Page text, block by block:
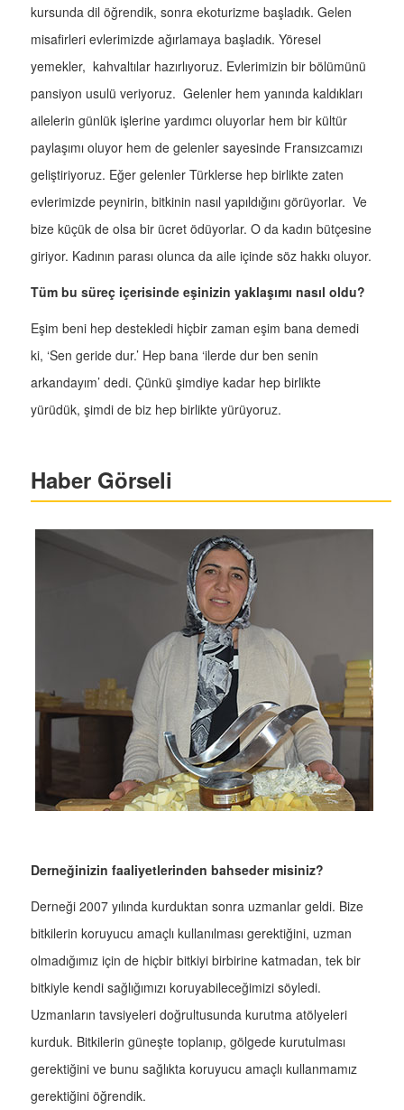
kursunda dil öğrendik, sonra ekoturizme başladık. Gelen
misafirleri evlerimizde ağırlamaya başladık. Yöresel
yemekler, kahvaltılar hazırlıyoruz. Evlerimizin bir bölümünü
pansiyon usulü veriyoruz. Gelenler hem yanında kaldıkları
ailelerin günlük işlerine yardımcı oluyorlar hem bir kültür
paylaşımı oluyor hem de gelenler sayesinde Fransızcamızı
geliştiriyoruz. Eğer gelenler Türklerse hep birlikte zaten
evlerimizde peynirin, bitkinin nasıl yapıldığını görüyorlar. Ve
bize küçük de olsa bir ücret ödüyorlar. O da kadın bütçesine
giriyor. Kadının parası olunca da aile içinde söz hakkı oluyor.
Tüm bu süreç içerisinde eşinizin yaklaşımı nasıl oldu?
Eşim beni hep destekledi hiçbir zaman eşim bana demedi
ki, ‘Sen geride dur.’ Hep bana ‘ilerde dur ben senin
arkandayım’ dedi. Çünkü şimdiye kadar hep birlikte
yürüdük, şimdi de biz hep birlikte yürüyoruz.
Haber Görseli
Derneğinizin faaliyetlerinden bahseder misiniz?
Derneği 2007 yılında kurduktan sonra uzmanlar geldi. Bize
bitkilerin koruyucu amaçlı kullanılması gerektiğini, uzman
olmadığımız için de hiçbir bitkiyi birbirine katmadan, tek bir
bitkiyle kendi sağlığımızı koruyabileceğimizi söyledi.
Uzmanların tavsiyeleri doğrultusunda kurutma atölyeleri
kurduk. Bitkilerin güneşte toplanıp, gölgede kurutulması
gerektiğini ve bunu sağlıkta koruyucu amaçlı kullanmamız
gerektiğini öğrendik.